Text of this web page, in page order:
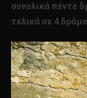
συνολικά πέντε
τελικά σε 4